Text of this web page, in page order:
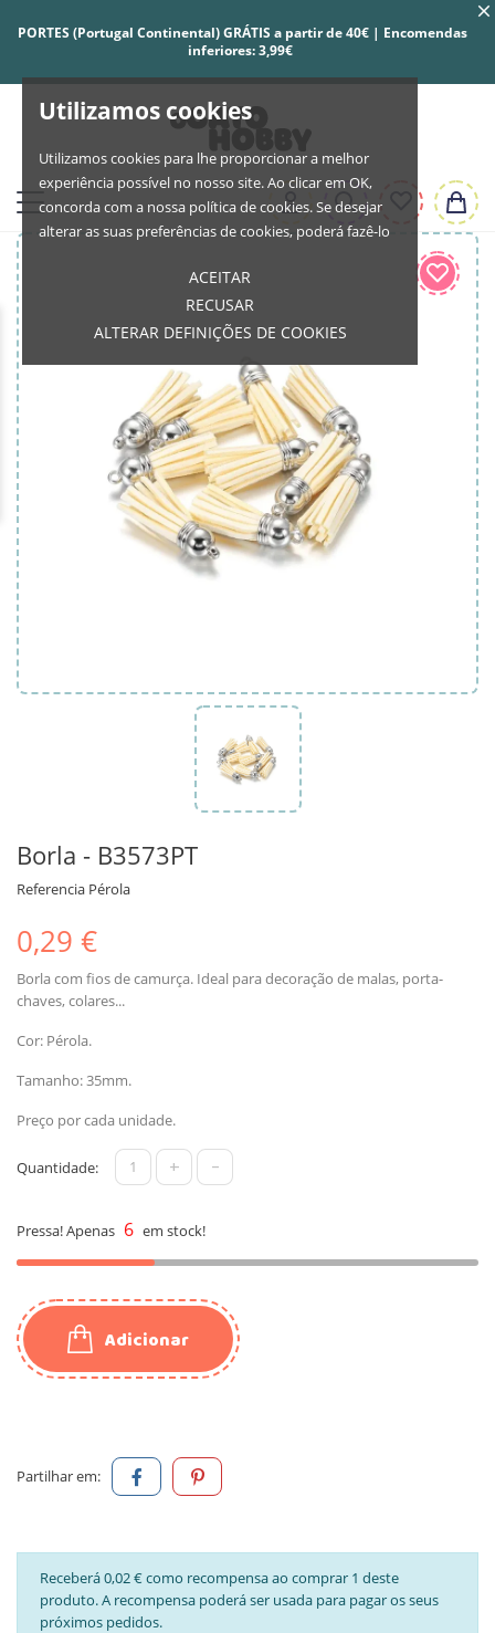
Utilizamos cookies
Utilizamos cookies para lhe proporcionar a melhor
experiência possível no nosso site. Ao clicar em OK,
concorda com a nossa política de cookies. Se desejar
alterar as suas preferências de cookies, poderá fazê-lo
ACEITAR
RECUSAR
ALTERAR DEFINIÇÕES DE COOKIES
PORTES (Portugal Continental) GRÁTIS a partir de 40€ | Encomendas
inferiores: 3,99€
Borla - B3573PT
Referencia Pérola
0,29 €
Borla com fios de camurça. Ideal para decoração de malas, porta-
chaves, colares...
Cor: Pérola.
Tamanho: 35mm.
Preço por cada unidade.
Quantidade: + -
Pressa! Apenas 6 em stock!
Adicionar
Partilhar em:
Receberá 0,02 € como recompensa ao comprar 1 deste
produto. A recompensa poderá ser usada para pagar os seus
próximos pedidos.